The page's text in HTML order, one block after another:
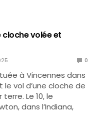
cloche volée et
0
à Vincennes dans
le vol d’une cloche de
Le 10, le
dans l’Indiana,